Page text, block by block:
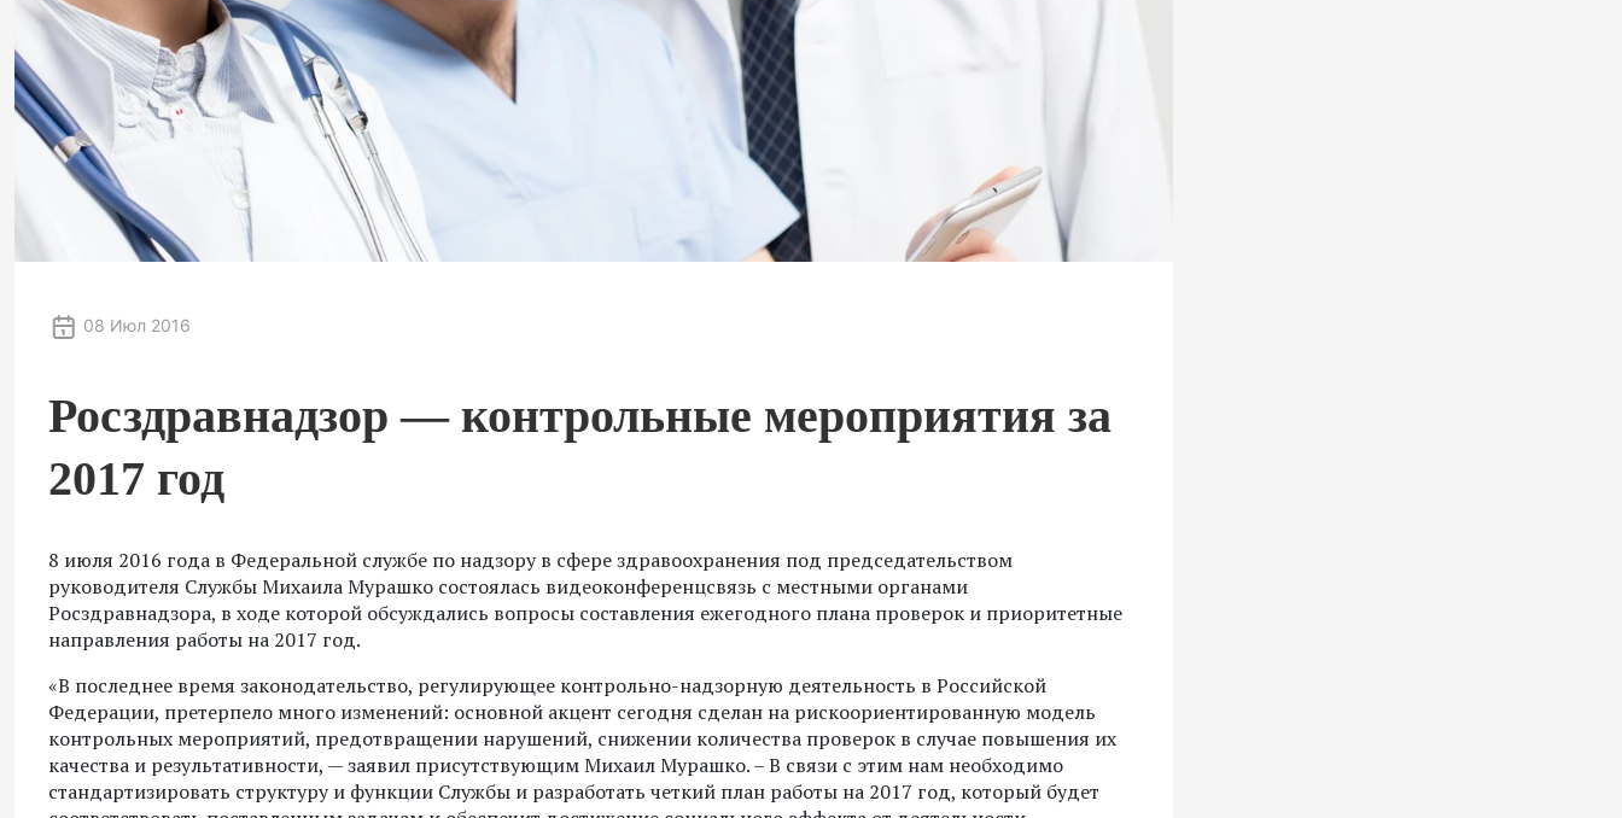
08 Июл 2016
Росздравнадзор — контрольные мероприятия за
2017 год
8 июля 2016 года в Федеральной службе по надзору в сфере здравоохранения под председательством
руководителя Службы Михаила Мурашко состоялась видеоконференцсвязь с местными органами
Росздравнадзора, в ходе которой обсуждались вопросы составления ежегодного плана проверок и приоритетные
направления работы на 2017 год.
«В последнее время законодательство, регулирующее контрольно-надзорную деятельность в Российской
Федерации, претерпело много изменений: основной акцент сегодня сделан на рискоориентированную модель
контрольных мероприятий, предотвращении нарушений, снижении количества проверок в случае повышения их
качества и результативности, — заявил присутствующим Михаил Мурашко. – В связи с этим нам необходимо
стандартизировать структуру и функции Службы и разработать четкий план работы на 2017 год, который будет